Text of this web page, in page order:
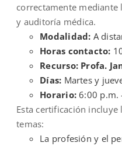
correctamente mediante
y auditoría médica.
Modalidad: A
Horas contacto:
Recurso: Profa.
Días: Martes y
Horario:6:00 p.m.
Esta certificación incluye
temas:
La profesión y el